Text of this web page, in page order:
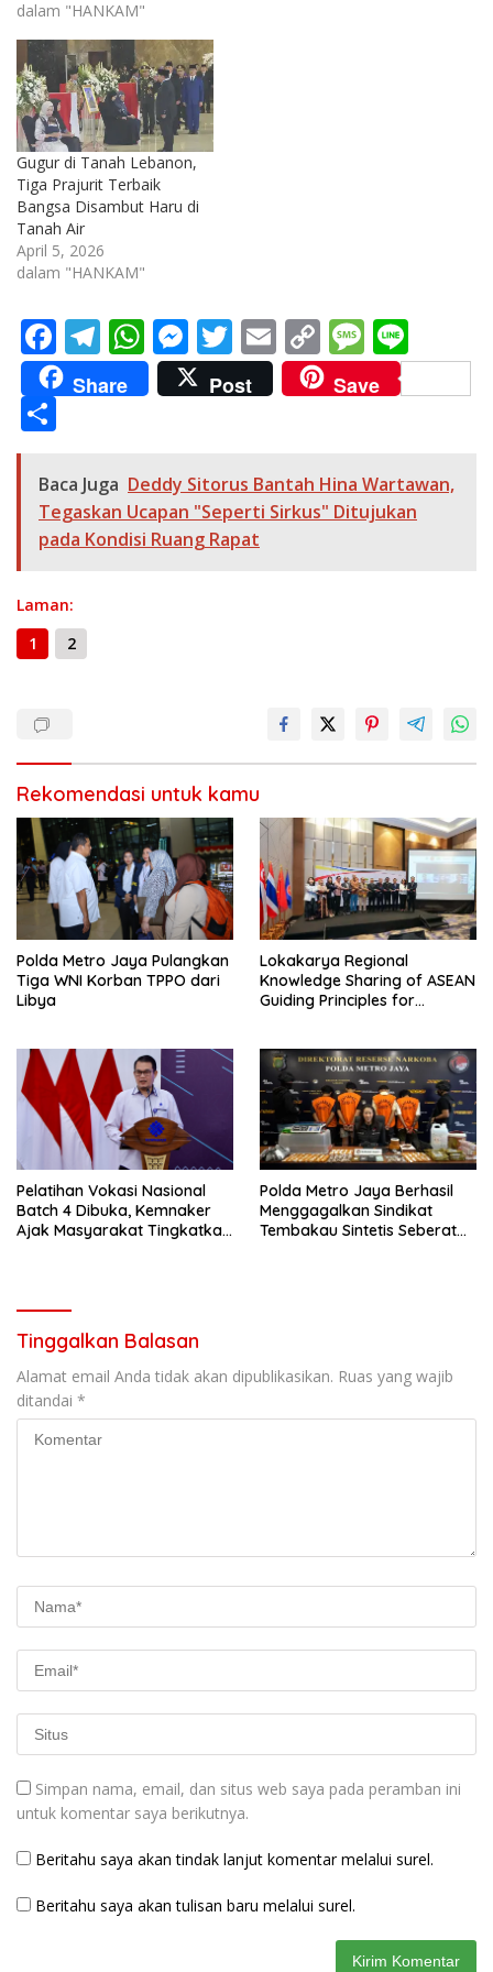
dalam "HANKAM"
Gugur di Tanah Lebanon,
Tiga Prajurit Terbaik
Bangsa Disambut Haru di
Tanah Air
April 5, 2026
dalam "HANKAM"
F
ac
e
o
o
k
T
el
e
a
m
W
h
at
A
p
p
M
e
ss
n
g
er
T
w
itt
E
m
ai
C
o
p
Li
n
M
e
ss
g
e
n
e
Share Post Save
ar
e
Baca Juga Deddy Sitorus Bantah Hina Wartawan,
Tegaskan Ucapan "Seperti Sirkus" Ditujukan
pada Kondisi Ruang Rapat
Laman:
1
2
Rekomendasi untuk kamu
Polda Metro Jaya Pulangkan
Tiga WNI Korban TPPO dari
Libya
Lokakarya Regional
Knowledge Sharing of ASEAN
Guiding Principles for
Pelatihan Vokasi Nasional
Batch 4 Dibuka, Kemnaker
Ajak Masyarakat Tingkatkan
Polda Metro Jaya Berhasil
Menggagalkan Sindikat
Tembakau Sintetis Seberat
Tinggalkan Balasan
Alamat email Anda tidak akan dipublikasikan. Ruas yang wajib
ditandai *
Simpan nama, email, dan situs web saya pada peramban ini
untuk komentar saya berikutnya.
Beritahu saya akan tindak lanjut komentar melalui surel.
Beritahu saya akan tulisan baru melalui surel.